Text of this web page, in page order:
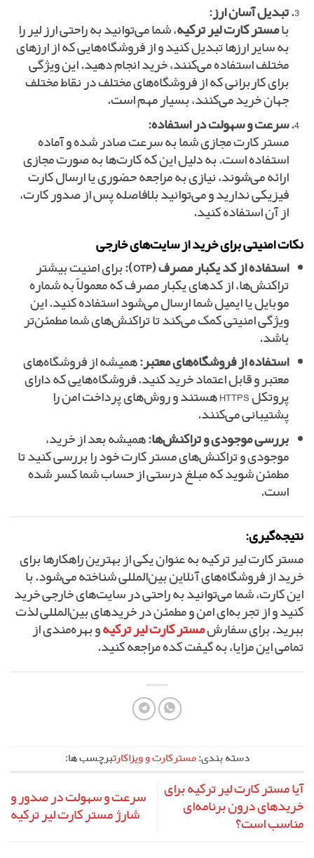
تبدیل آسان ارز:
بامستر کارت لیر ترکیه، شما می‌توانید به راحتی ارز لیر را
به سایر ارزها تبدیل کنید و از فروشگاه‌هایی که از ارزهای
مختلف استفاده می‌کنند، خرید انجام دهید. این ویژگی
برای کاربرانی که از فروشگاه‌های مختلف در نقاط مختلف
جهان خرید می‌کنند، بسیار مهم است.
سرعت و سهولت در استفاده:
مستر کارت مجازی شما به سرعت صادر شده و آماده
استفاده است. به دلیل این که کارت‌ها به صورت مجازی
ارائه می‌شوند، نیازی به مراجعه حضوری یا ارسال کارت
فیزیکی ندارید و می‌توانید بلافاصله پس از صدور کارت،
از آن استفاده کنید.
نکات امنیتی برای خرید از سایت‌های خارجی
استفاده از کد یکبار مصرف (OTP):
برای امنیت بیشتر
تراکنش‌ها، از کدهای یکبار مصرف که معمولاً به شماره
موبایل یا ایمیل شما ارسال می‌شود استفاده کنید. این
ویژگی امنیتی کمک می‌کند تا تراکنش‌های شما مطمئن‌تر
باشد.
استفاده از فروشگاه‌های معتبر:همیشه از فروشگاه‌های
معتبر و قابل اعتماد خرید کنید. فروشگاه‌هایی که دارای
پروتکل HTTPS هستند و روش‌های پرداخت امن را
پشتیبانی می‌کنند.
بررسی موجودی و تراکنش‌ها:همیشه بعد از خرید،
موجودی و تراکنش‌های مستر کارت خود را بررسی کنید تا
مطمئن شوید که مبلغ درستی از حساب شما کسر شده
است.
نتیجه‌گیری:
مستر کارت لیر ترکیه به عنوان یکی از بهترین راهکارها برای
خرید از فروشگاه‌های آنلاین بین‌المللی شناخته می‌شود. با
این کارت، شما می‌توانید به راحتی در سایت‌های خارجی خرید
کنید و از تجربه‌ای امن و مطمئن در خریدهای بین‌المللی لذت
ببرید. برای سفارشمستر کارت لیر ترکیهو بهره‌مندی از
تمامی این مزایا، به گیفت کده مراجعه کنید.
دسته بندی:مسترکارت و ویزاکارتبرچسب ها:
آیا مستر کارت لیر ترکیه برای
خریدهای درون برنامه‌ای
مناسب است؟
سرعت و سهولت در صدور و
شارژ مستر کارت لیر ترکیه